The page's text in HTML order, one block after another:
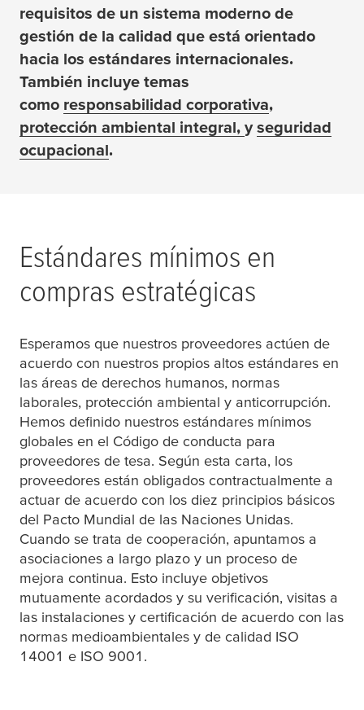
requisitos de un sistema moderno de
gestión de la calidad que está orientado
hacia los estándares internacionales.
También incluye temas
como responsabilidad corporativa,
protección ambiental integral, yseguridad
ocupacional.
Estándares mínimos en
compras estratégicas
Esperamos que nuestros proveedores actúen de
acuerdo con nuestros propios altos estándares en
las áreas de derechos humanos, normas
laborales, protección ambiental y anticorrupción.
Hemos definido nuestros estándares mínimos
globales en el Código de conducta para
proveedores de tesa. Según esta carta, los
proveedores están obligados contractualmente a
actuar de acuerdo con los diez principios básicos
del Pacto Mundial de las Naciones Unidas.
Cuando se trata de cooperación, apuntamos a
asociaciones a largo plazo y un proceso de
mejora continua. Esto incluye objetivos
mutuamente acordados y su verificación, visitas a
las instalaciones y certificación de acuerdo con las
normas medioambientales y de calidad ISO
14001 e ISO 9001.